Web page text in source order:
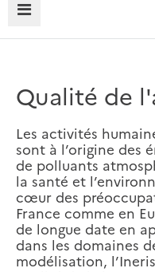
MENU
Qualité de
Les activités
sont à l’origine des
de polluants
la santé et
cœur des
France comme en
de longue date en
dans les domaines
modélisation,